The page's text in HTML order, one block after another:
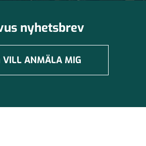
nyhetsbrev
VILL ANMÄLA MIG